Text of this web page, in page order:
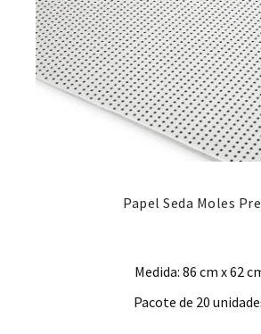
Papel Seda Moles
Medida: 86 cm x 62
Pacote de 20